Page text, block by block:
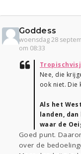
Goddess
woensdag 28
om 08:33
Nee, die
ook niet. Die
Als het
landen,
waar de
Goed punt.
over de